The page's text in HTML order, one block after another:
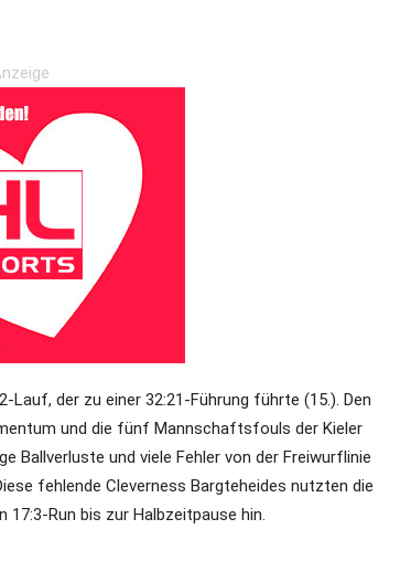
Lauf, der zu einer 32:21-Führung führte (15.). Den
und die fünf Mannschaftsfouls der Kieler
Ballverluste und viele Fehler von der Freiwurflinie
fehlende Cleverness Bargteheides nutzten die
Run bis zur Halbzeitpause hin.